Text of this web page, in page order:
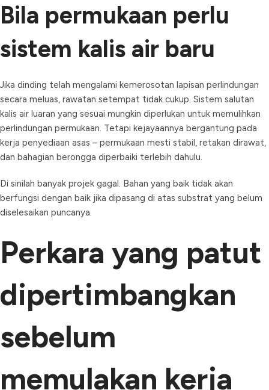
Bila permukaan perlu
sistem kalis air baru
Jika dinding telah mengalami kemerosotan lapisan perlindungan
secara meluas, rawatan setempat tidak cukup. Sistem salutan
kalis air luaran yang sesuai mungkin diperlukan untuk memulihkan
perlindungan permukaan. Tetapi kejayaannya bergantung pada
kerja penyediaan asas – permukaan mesti stabil, retakan dirawat,
dan bahagian berongga diperbaiki terlebih dahulu.
Di sinilah banyak projek gagal. Bahan yang baik tidak akan
berfungsi dengan baik jika dipasang di atas substrat yang belum
diselesaikan puncanya.
Perkara yang patut
dipertimbangkan
sebelum
memulakan kerja